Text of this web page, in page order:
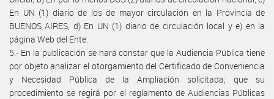
En UN (1) diario de los de mayor circulación en la Provincia de
BUENOS AIRES, d) En UN (1) diario de circulación local y e) en la
página Web del Ente.
5.- En la publicación se hará constar que la Audiencia Pública tiene
por objeto analizar el otorgamiento del Certificado de Conveniencia
y Necesidad Pública de la Ampliación solicitada; que su
procedimiento se regirá por el reglamento de Audiencias Públicas